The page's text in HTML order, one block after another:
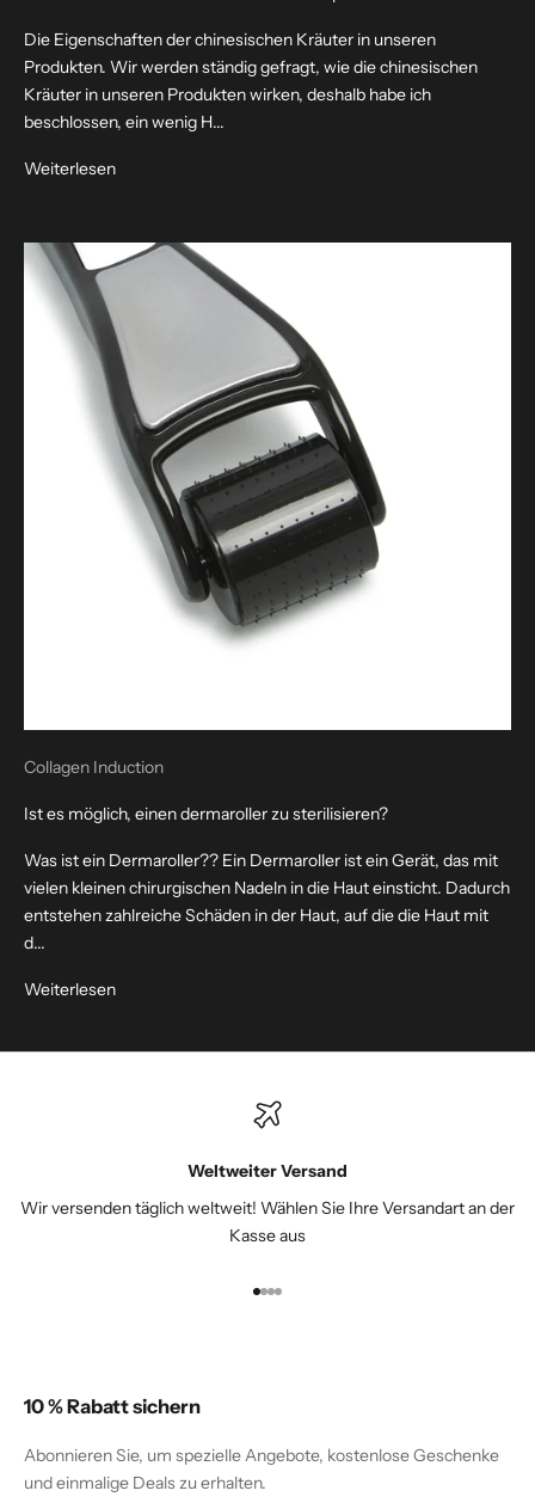
Die Eigenschaften der chinesischen Kräuter in unseren
Produkten. Wir werden ständig gefragt, wie die chinesischen
Kräuter in unseren Produkten wirken, deshalb habe ich
beschlossen, ein wenig H...
Weiterlesen
Collagen Induction
Ist es möglich, einen dermaroller zu sterilisieren?
Was ist ein Dermaroller?? Ein Dermaroller ist ein Gerät, das mit
vielen kleinen chirurgischen Nadeln in die Haut einsticht. Dadurch
entstehen zahlreiche Schäden in der Haut, auf die die Haut mit
d...
Weiterlesen
Weltweiter Versand
Wir versenden täglich weltweit! Wählen Sie Ihre Versandart an der
Kasse aus
Gehe zu Element 1
Gehe zu Element 2
Gehe zu Element 3
Gehe zu Element 4
10 % Rabatt sichern
Abonnieren Sie, um spezielle Angebote, kostenlose Geschenke
und einmalige Deals zu erhalten.